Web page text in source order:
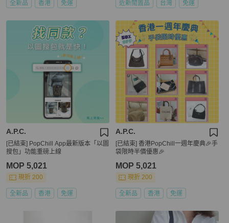
全新品 香港 免運 近新閒置品 台灣 免運
A.P.C.
[已結束] PopChill App最新版本「以圖
搜包」功能重磅上線
MOP 5,021
現折 200
全新品 香港 免運
A.P.C.
[已結束] 香港PopChill一週年慶典🎉手
袋限時半價優惠🎉
MOP 5,021
現折 200
全新品 香港 免運